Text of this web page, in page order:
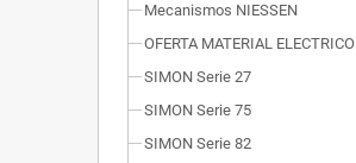
Mecanismos NIESSEN
OFERTA MATERIAL ELECTRICO
SIMON Serie 27
SIMON Serie 75
SIMON Serie 82